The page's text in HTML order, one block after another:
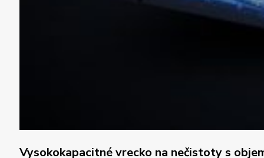
Vysokokapacitné vrecko na nečistoty s